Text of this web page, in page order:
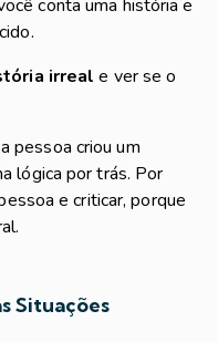
conta uma história e
irreale ver se o
a pessoa criou um
lógica por trás. Por
e criticar, porque
Situações